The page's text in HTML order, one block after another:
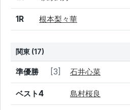
1R 根本梨々華
関東 (17)
結果 シード 選手名
準優勝 [3] 石井心菜
ベスト4 島村桜良